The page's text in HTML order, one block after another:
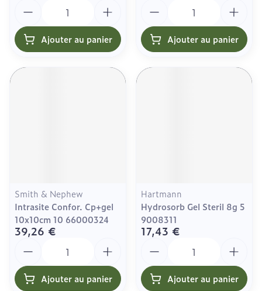
Ajouter au panier Ajouter au panier
Smith & Nephew
Intrasite Confor. Cp+gel
10x10cm 10 66000324
39,26 €
Ajouter au panier
Hartmann
Hydrosorb Gel Steril 8g 5
9008311
17,43 €
Ajouter au panier